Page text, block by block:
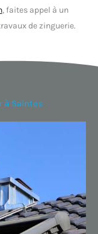
, faites appel à un
de zinguerie.
à Saintes